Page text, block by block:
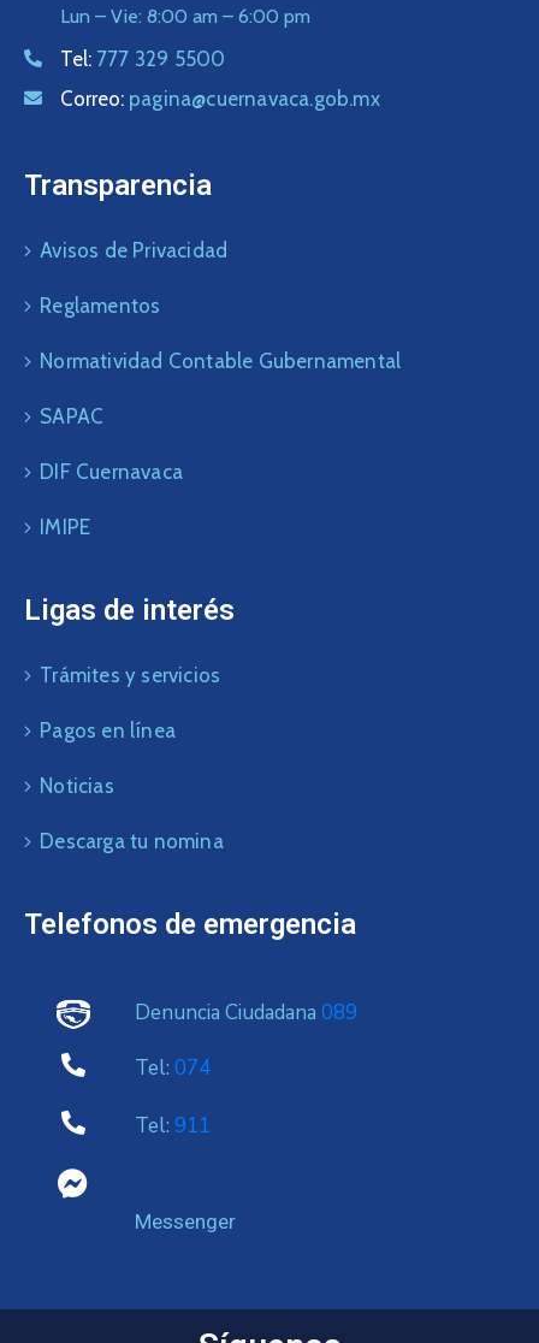
Lun – Vie: 8:00 am – 6:00 pm
Tel: 777 329 5500
Correo: pagina@cuernavaca.gob.mx
Transparencia
Avisos de Privacidad
Reglamentos
Normatividad Contable Gubernamental
SAPAC
DIF Cuernavaca
IMIPE
Ligas de interés
Trámites y servicios
Pagos en línea
Noticias
Descarga tu nomina
Telefonos de emergencia
Denuncia Ciudadana 089
Tel: 074
Tel: 911
Messenger